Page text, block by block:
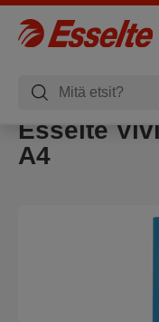
Esselte
A4